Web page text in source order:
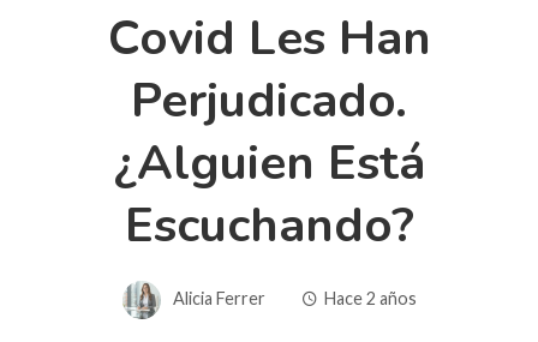
Covid Les Han
Perjudicado.
¿Alguien Está
Escuchando?
Alicia Ferrer Hace 2 años